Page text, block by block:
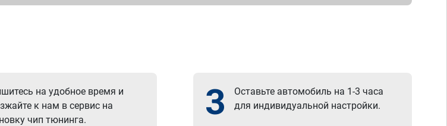
на удобное время и
к нам в сервис на
чип тюнинга.
3
Оставьте автомобиль на 1-3 часа
для индивидуальной настройки.